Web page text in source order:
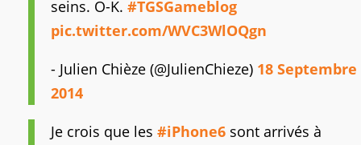
seins. O-K. #TGSGameblog
pic.twitter.com/WVC3WlOQgn
- Julien Chièze (@JulienChieze) 18 Septembre
2014
Je crois que les #iPhone6 sont arrivés à